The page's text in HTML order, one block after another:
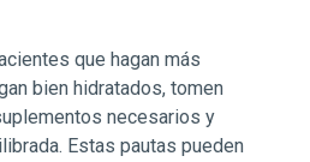
que hagan más
bien hidratados, tomen
necesarios y
Estas pautas pueden